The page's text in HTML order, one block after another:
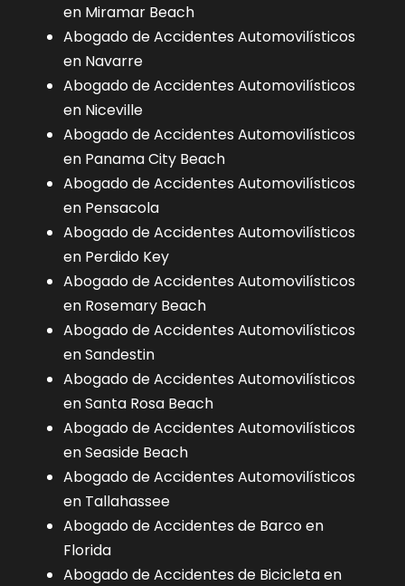
en Miramar Beach
Abogado de Accidentes Automovilísticos
en Navarre
Abogado de Accidentes Automovilísticos
en Niceville
Abogado de Accidentes Automovilísticos
en Panama City Beach
Abogado de Accidentes Automovilísticos
en Pensacola
Abogado de Accidentes Automovilísticos
en Perdido Key
Abogado de Accidentes Automovilísticos
en Rosemary Beach
Abogado de Accidentes Automovilísticos
en Sandestin
Abogado de Accidentes Automovilísticos
en Santa Rosa Beach
Abogado de Accidentes Automovilísticos
en Seaside Beach
Abogado de Accidentes Automovilísticos
en Tallahassee
Abogado de Accidentes de Barco en
Florida
Abogado de Accidentes de Bicicleta en